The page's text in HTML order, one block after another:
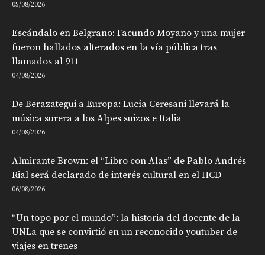
05/08/2026
Escándalo en Belgrano: Facundo Moyano y una mujer
fueron hallados alterados en la vía pública tras
llamados al 911
04/08/2026
De Berazategui a Europa: Lucía Ceresani llevará la
música surera a los Alpes suizos e Italia
04/08/2026
Almirante Brown: el “Libro con Alas” de Pablo Andrés
Rial será declarado de interés cultural en el HCD
06/08/2026
“Un topo por el mundo”: la historia del docente de la
UNLa que se convirtió en un reconocido youtuber de
viajes en trenes